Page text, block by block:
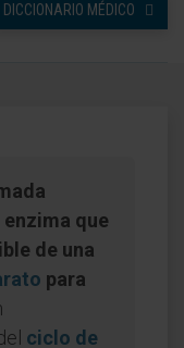
DICCIONARIO MÉDICO
que
de una
para
ciclo de